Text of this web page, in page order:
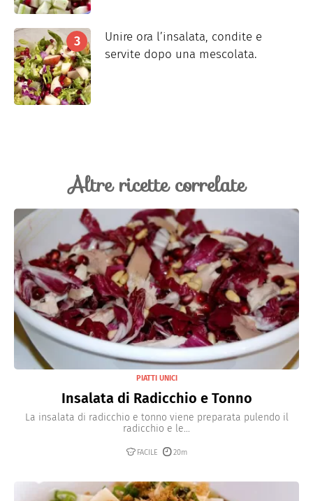
Unire ora l’insalata, condite e
servite dopo una mescolata.
Altre ricette correlate
PIATTI UNICI
Insalata di Radicchio e Tonno
La insalata di radicchio e tonno viene preparata pulendo il
radicchio e le...
FACILE 20m